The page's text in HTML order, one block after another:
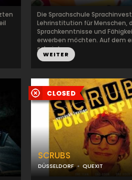
Die Sprachschule
Lehrinstitution für Menschen,
Sprachkenntnisse und
erwerben möchten. Auf dem
scheint...
WEITER
SCRUBS
DÜSSELDORF QUEXIT